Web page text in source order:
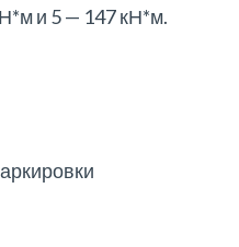
и 5 — 147 кН*м.